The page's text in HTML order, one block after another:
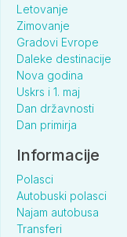
Letovanje
Zimovanje
Gradovi Evrope
Daleke destinacije
Nova godina
Uskrs i 1. maj
Dan državnosti
Dan primirja
Informacije
Polasci
Autobuski polasci
Najam autobusa
Transferi